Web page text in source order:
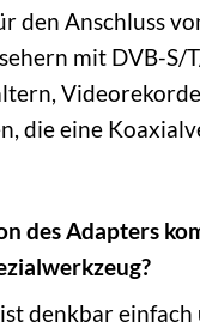
den Anschluss
mit DVB-S/
die eine
des Adapters
denkbar